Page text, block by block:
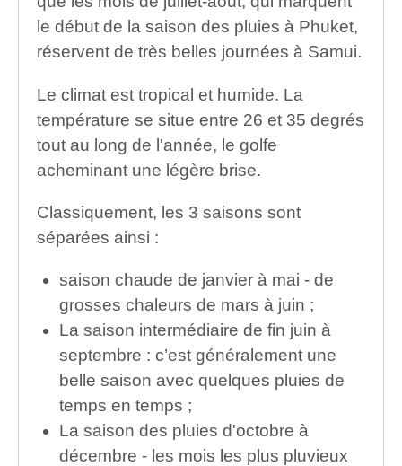
le début de la saison des pluies à Phuket,
réservent de très belles journées à Samui.
Le climat est tropical et humide. La
température se situe entre 26 et 35 degrés
tout au long de l'année, le golfe
acheminant une légère brise.
Classiquement, les 3 saisons sont
séparées ainsi :
saison chaude de janvier à mai - de
grosses chaleurs de mars à juin ;
La saison intermédiaire de fin juin à
septembre : c’est généralement une
belle saison avec quelques pluies de
temps en temps ;
La saison des pluies d'octobre à
décembre - les mois les plus pluvieux